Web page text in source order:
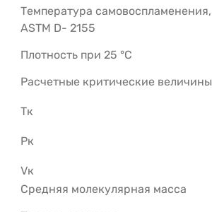
Температура самовоспламенения,
ASTM D- 2155
Плотность при 25 °C
Расчетные критические величины
Tк
Pк
Vк
Средняя молекулярная масса